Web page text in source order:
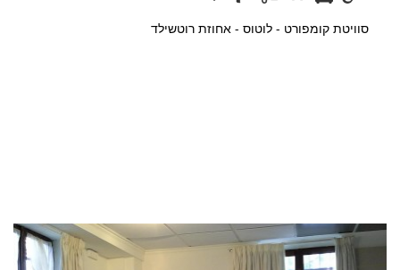
סוויטת קומפורט - לוטוס - אחוזת רוטשילד